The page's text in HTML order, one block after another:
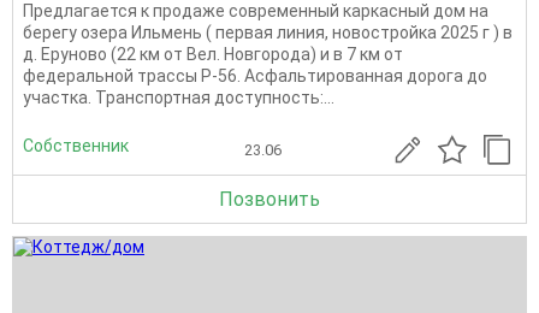
Предлагается к продаже современный каркасный дом на
берегу озера Ильмень ( первая линия, новостройка 2025 г ) в
д. Еруново (22 км от Вел. Новгорода) и в 7 км от
федеральной трассы Р-56. Асфальтированная дорога до
участка. Транспортная доступность:...
Собственник 23.06
Позвонить